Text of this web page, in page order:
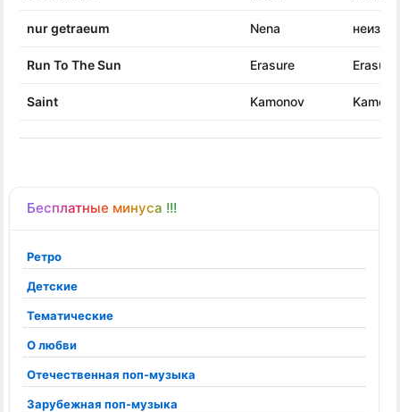
Бесплатные минуса !!!
Ретро
Детские
Тематические
О любви
Отечественная поп-музыка
Зарубежная поп-музыка
nur getraeum Nena
Run To The Sun Erasure Erasure
Saint Kamonov